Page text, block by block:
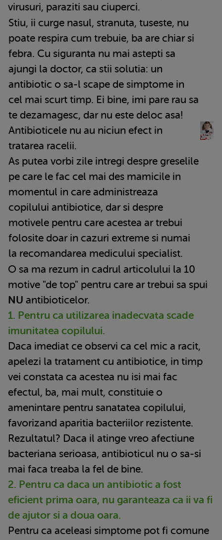
virusuri, paraziti sau ciuperci.
Stiu, ii curge nasul, stranuta, tuseste, nu
poate respira cum trebuie, ba are chiar si
febra. Cu siguranta nu mai astepti sa
ajungi la doctor, ca stii solutia: un
antibiotic o sa-l scape de simptome in
cel mai scurt timp. Ei bine, imi pare rau sa
te dezamagesc, dar nu este deloc asa!
Antibioticele nu au niciun efect in
tratarea racelii.
As putea vorbi zile intregi despre greselile
pe care le fac cel mai des mamicile in
momentul in care administreaza
copilului antibiotice, dar si despre
motivele pentru care acestea ar trebui
folosite doar in cazuri extreme si numai
la recomandarea medicului specialist.
O sa ma rezum in cadrul articolului la 10
motive "de top" pentru care ar trebui sa spui
NU antibioticelor.
1. Pentru ca utilizarea inadecvata scade
imunitatea copilului.
Daca imediat ce observi ca cel mic a racit,
apelezi la tratament cu antibiotice, in timp
vei constata ca acestea nu isi mai fac
efectul, ba, mai mult, constituie o
amenintare pentru sanatatea copilului,
favorizand aparitia bacteriilor rezistente.
Rezultatul? Daca il atinge vreo afectiune
bacteriana serioasa, antibioticul nu o sa-si
mai faca treaba la fel de bine.
2. Pentru ca daca un antibiotic a fost
eficient prima oara, nu garanteaza ca ii va fi
de ajutor si a doua oara.
Pentru ca aceleasi simptome pot fi comune